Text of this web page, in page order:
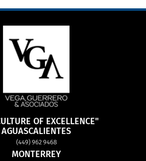
OF EXCELLENCE"
AGUASCALIENTES
(449) 962 9468
MONTERREY